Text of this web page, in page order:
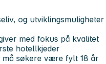
og
med fokus på kvalitet
hotellkjeder
søkere være fylt 18 år